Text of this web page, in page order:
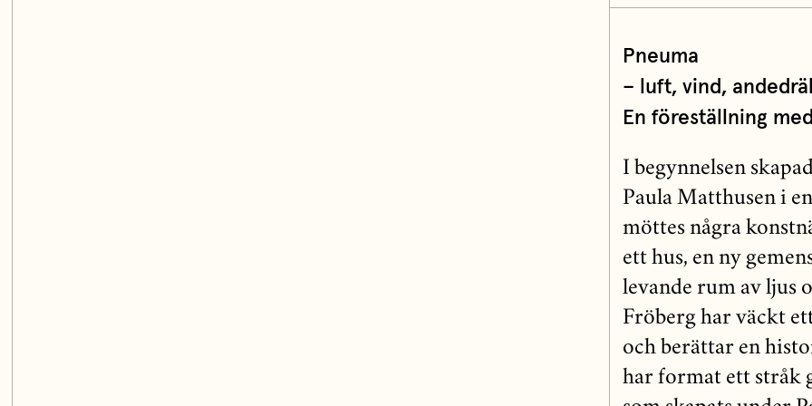
Pneuma
– luft, vind,
En föreställning
I begynnelsen
Paula Matthusen i
möttes några
ett hus, en ny
levande rum av ljus
Fröberg har väckt
och berättar en
har format ett stråk